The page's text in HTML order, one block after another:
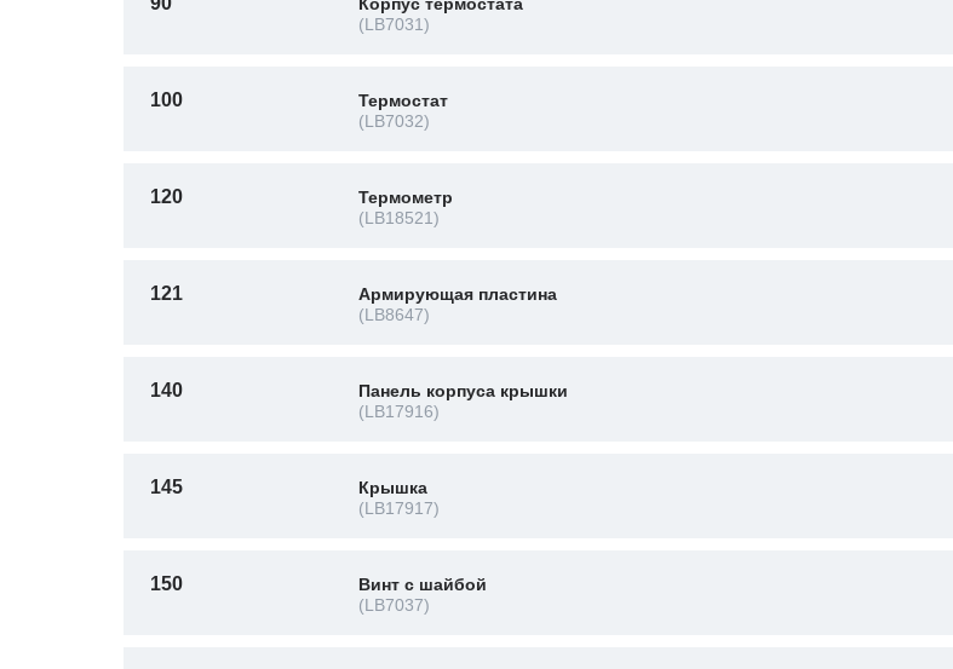
(LB7031)
100
Термостат
(LB7032)
120
Термометр
(LB18521)
121
Армирующая пластина
(LB8647)
140
Панель корпуса крышки
(LB17916)
145
Крышка
(LB17917)
150
Винт с шайбой
(LB7037)